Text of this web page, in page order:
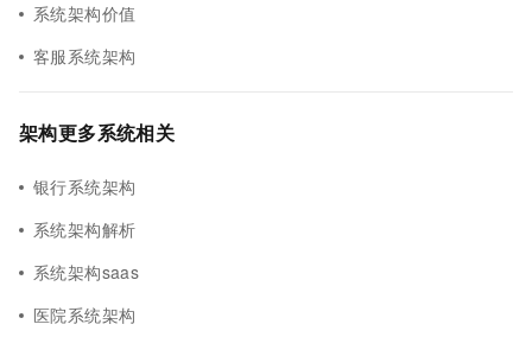
系统架构价值
客服系统架构
架构更多系统相关
银行系统架构
系统架构解析
系统架构saas
医院系统架构